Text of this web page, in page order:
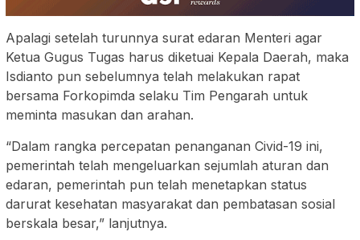
Apalagi setelah turunnya surat edaran Menteri agar
Ketua Gugus Tugas harus diketuai Kepala Daerah, maka
Isdianto pun sebelumnya telah melakukan rapat
bersama Forkopimda selaku Tim Pengarah untuk
meminta masukan dan arahan.
“Dalam rangka percepatan penanganan Civid-19 ini,
pemerintah telah mengeluarkan sejumlah aturan dan
edaran, pemerintah pun telah menetapkan status
darurat kesehatan masyarakat dan pembatasan sosial
berskala besar,” lanjutnya.